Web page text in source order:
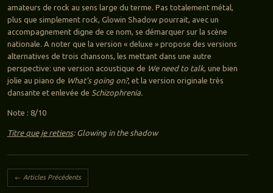
amateurs de rock au sens large du terme. Pas totalement métal,
plus que simplement rock, Glowin Shadow pourrait, avec un
accompagnement digne de ce nom, se démarquer sur la scène
nationale. A noter que la version « deluxe » propose des versions
alternatives de trois chansons, les mettant dans une autre
perspective: une version acoustique de We need to talk, une bien
jolie au piano de What’s going on?, et la version originale très
dansante et enlevée de Schizophrenia.
Note : 8/10
Titre que je retiens: Glowing in the shadow
Navigation des articles
← Articles Précédents